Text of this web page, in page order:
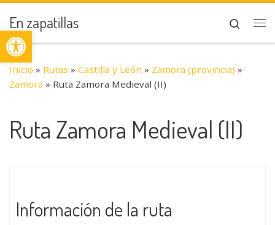
Abrir barra de herramientas
Saltar al contenido
En zapatillas
Search
Inicio » Rutas » Castilla y León » Zamora (provincia) »
Zamora » Ruta Zamora Medieval (II)
Ruta Zamora Medieval (II)
Información de la ruta